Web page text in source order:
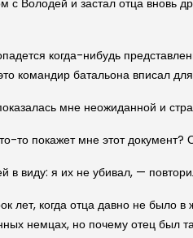
когда-нибудь
командир батальона вписал
мне неожиданной и
то покажет мне этот документ?
в виду: я их не убивал, —
лет, когда отца давно не было
немцах, но почему отец был